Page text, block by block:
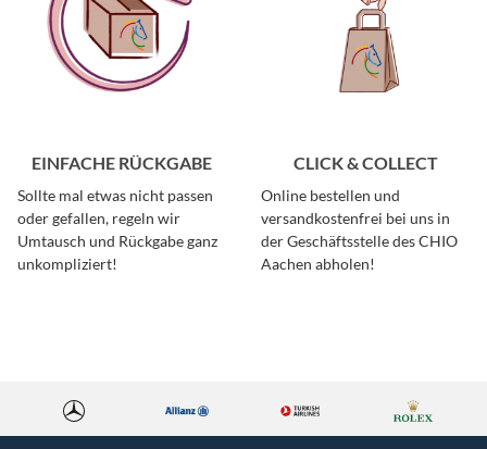
EINFACHE RÜCKGABE
Sollte mal etwas nicht passen
oder gefallen, regeln wir
Umtausch und Rückgabe ganz
unkompliziert!
CLICK & COLLECT
Online bestellen und
versandkostenfrei bei uns in
der Geschäftsstelle des CHIO
Aachen abholen!